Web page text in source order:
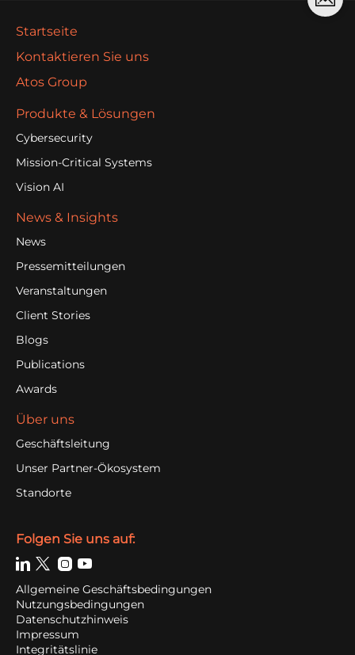
Startseite
Kontaktieren Sie uns
Atos Group
Produkte & Lösungen
Cybersecurity
Mission-Critical Systems
Vision AI
News & Insights
News
Pressemitteilungen
Veranstaltungen
Client Stories
Blogs
Publications
Awards
Über uns
Geschäftsleitung
Unser Partner-Ökosystem
Standorte
Folgen Sie uns auf:
Allgemeine Geschäfts­bedingungen
Nutzungsbedingungen
Datenschutzhinweis
Impressum
Integritätslinie